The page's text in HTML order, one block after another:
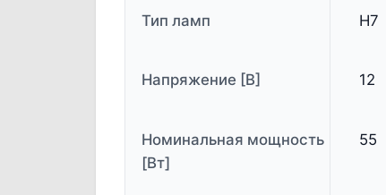
Тип ламп H7
Напряжение [В] 12
Номинальная мощность
[Вт]
55